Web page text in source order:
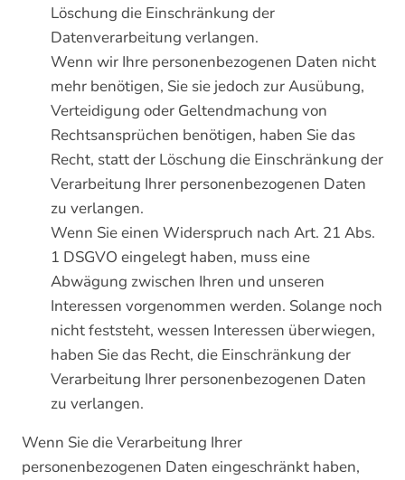
Löschung die Einschränkung der
Datenverarbeitung verlangen.
Wenn wir Ihre personenbezogenen Daten nicht
mehr benötigen, Sie sie jedoch zur Ausübung,
Verteidigung oder Geltendmachung von
Rechtsansprüchen benötigen, haben Sie das
Recht, statt der Löschung die Einschränkung der
Verarbeitung Ihrer personenbezogenen Daten
zu verlangen.
Wenn Sie einen Widerspruch nach Art. 21 Abs.
1 DSGVO eingelegt haben, muss eine
Abwägung zwischen Ihren und unseren
Interessen vorgenommen werden. Solange noch
nicht feststeht, wessen Interessen überwiegen,
haben Sie das Recht, die Einschränkung der
Verarbeitung Ihrer personenbezogenen Daten
zu verlangen.
Wenn Sie die Verarbeitung Ihrer
personenbezogenen Daten eingeschränkt haben,